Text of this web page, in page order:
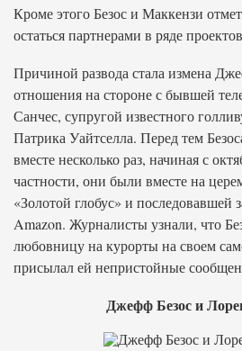
Кроме этого Безос и Маккензи
остаться партнерами в ряде
Причиной развода стала измена
отношения на стороне с бывшей
Санчес, супругой известного
Патрика Уайтселла. Перед тем
вместе несколько раз, начиная с
частности, они были вместе на
«Золотой глобус» и последовавшей
Amazon. Журналисты узнали, что
любовницу на курорты на своем
присылал ей непристойные
Джефф Безос и